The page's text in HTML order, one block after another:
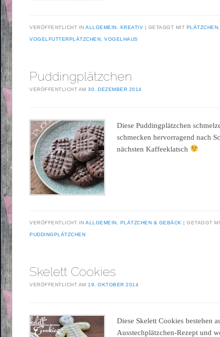
VERÖFFENTLICHT INALLGEMEIN, KREATIV GETAGGT MIT PLÄTZCHEN
VOGELFUTTERPLÄTZCHEN,VOGELHAUS
Puddingplätzchen
VERÖFFENTLICHT AM30. DEZEMBER 2014
Diese Puddingplätzchen
schmecken hervorragend nach
nächsten Kaffeeklatsch
VERÖFFENTLICHT INALLGEMEIN PLÄTZCHEN & GEBÄCK GETAGGT
PUDDINGPLÄTZCHEN
Skelett Cookies
VERÖFFENTLICHT AM 19. OKTOBER 2014
Diese Skelett Cookies bestehen
Ausstechplätzchen-Rezept und